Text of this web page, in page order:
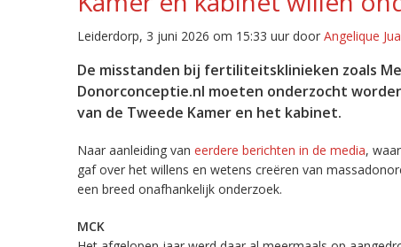
Leiderdorp, 3 juni 2026 om 15:33 uur door Angelique
De misstanden bij fertiliteitsklinieken zoals
Donorconceptie.nl moeten onderzocht
van de Tweede Kamer en het kabinet.
Naar aanleiding van eerdere berichten in de media,
gaf over het willens en wetens creëren van
een breed onafhankelijk onderzoek.
MCK